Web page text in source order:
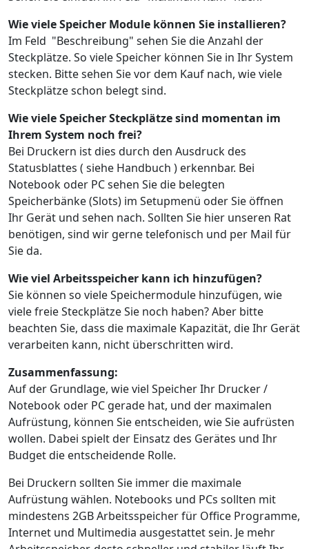
Wie viele Speicher Module können Sie installieren?
Im Feld "Beschreibung" sehen Sie die Anzahl der
Steckplätze. So viele Speicher können Sie in Ihr System
stecken. Bitte sehen Sie vor dem Kauf nach, wie viele
Steckplätze schon belegt sind.
Wie viele Speicher Steckplätze sind momentan im
Ihrem System noch frei?
Bei Druckern ist dies durch den Ausdruck des
Statusblattes ( siehe Handbuch ) erkennbar. Bei
Notebook oder PC sehen Sie die belegten
Speicherbänke (Slots) im Setupmenü oder Sie öffnen
Ihr Gerät und sehen nach. Sollten Sie hier unseren Rat
benötigen, sind wir gerne telefonisch und per Mail für
Sie da.
Wie viel Arbeitsspeicher kann ich hinzufügen?
Sie können so viele Speichermodule hinzufügen, wie
viele freie Steckplätze Sie noch haben? Aber bitte
beachten Sie, dass die maximale Kapazität, die Ihr Gerät
verarbeiten kann, nicht überschritten wird.
Zusammenfassung:
Auf der Grundlage, wie viel Speicher Ihr Drucker /
Notebook oder PC gerade hat, und der maximalen
Aufrüstung, können Sie entscheiden, wie Sie aufrüsten
wollen. Dabei spielt der Einsatz des Gerätes und Ihr
Budget die entscheidende Rolle.
Bei Druckern sollten Sie immer die maximale
Aufrüstung wählen. Notebooks und PCs sollten mit
mindestens 2GB Arbeitsspeicher für Office Programme,
Internet und Multimedia ausgestattet sein. Je mehr